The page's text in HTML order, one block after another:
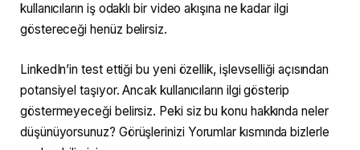
kullanıcıların iş odaklı bir video akışına ne kadar ilgi
göstereceği henüz belirsiz.
LinkedIn’in test ettiği bu yeni özellik, işlevselliği açısından
potansiyel taşıyor. Ancak kullanıcıların ilgi gösterip
göstermeyeceği belirsiz. Peki siz bu konu hakkında neler
düşünüyorsunuz? Görüşlerinizi Yorumlar kısmında bizlerle